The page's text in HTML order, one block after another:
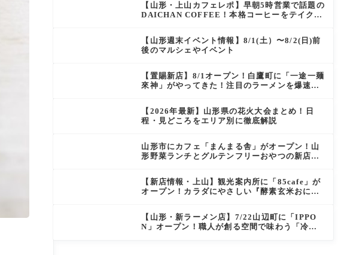
【山形・上山カフェレポ】早朝5時営業で話題の
DAICHAN COFFEE！本格コーヒーをテイクア
【山形週末イベント情報】8/1(土）〜8/2(日)前
後のマルシェやイベント
【置賜新店】8/1オープン！白鷹町に「一途一麺
來神」がやってきた！注目のラーメンを爆速実
【2026年最新】山形県の花火大会まとめ！日
程・見どころをエリア別に徹底解説
山形市にカフェ「まんまる舎」がオープン！山
形野菜ランチとグルテンフリーおやつの新店情
【新店情報・上山】観光案内所に「85cafe」が
オープン！カラダにやさしい『酵素玄米おにぎ
【山形・新ラーメン店】7/22山辺町に「IPPO
N」オープン！職人が創る空間で味わう「冷た